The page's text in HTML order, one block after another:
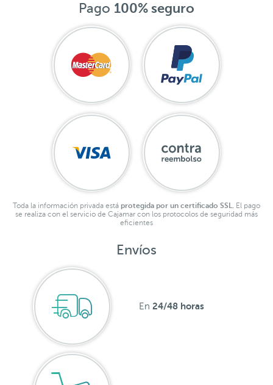
Pago 100% seguro
Toda la información privada está protegida por un certificado SSL. El pago
se realiza con el servicio de Cajamar con los protocolos de seguridad más
eficientes
Envíos
En 24/48 horas